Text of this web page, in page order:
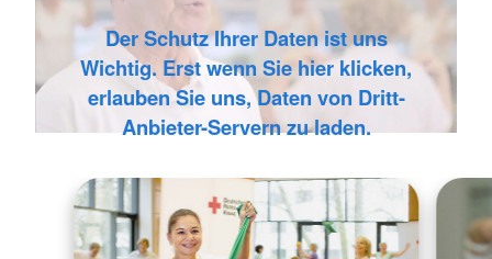
Der Schutz Ihrer Daten ist uns
Wichtig. Erst wenn Sie hier klicken,
erlauben Sie uns, Daten von Dritt-
Anbieter-Servern zu laden.